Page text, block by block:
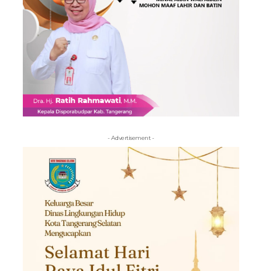
- Advertisement -